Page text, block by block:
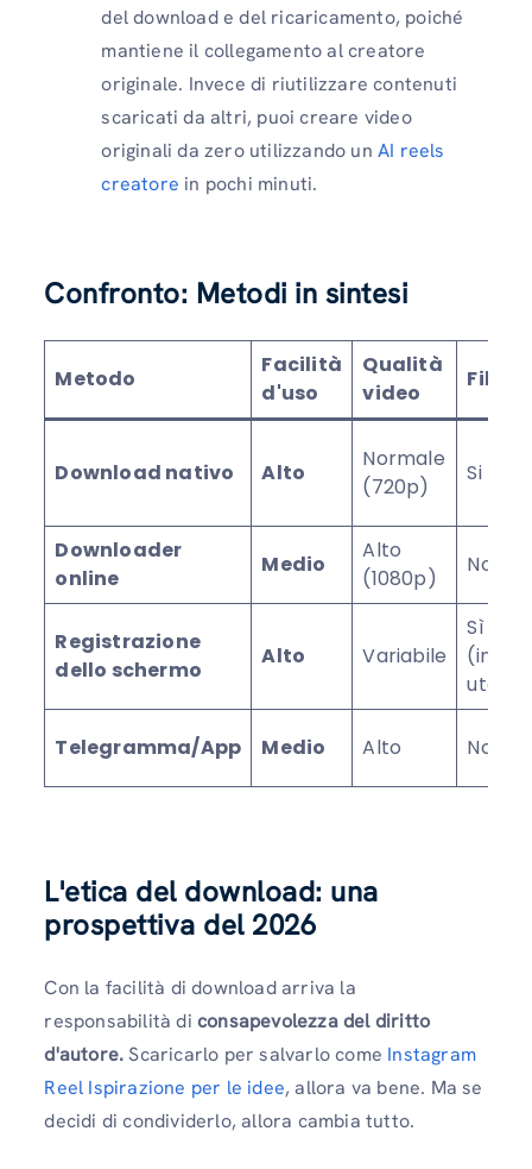
del download e del ricaricamento, poiché
mantiene il collegamento al creatore
originale. Invece di riutilizzare contenuti
scaricati da altri, puoi creare video
originali da zero utilizzando un AI reels
creatore in pochi minuti.
Confronto: Metodi in sintesi
Metodo
Facilità
d'uso
Qualità
video
Download nativo Alto
Normale
(720p)
Si
Downloader
online
Medio
Alto
(1080p)
Non
Registrazione
dello schermo
Alto Variabile
Sì
Telegramma/App Medio Alto Non
L'etica del download: una
prospettiva del 2026
Con la facilità di download arriva la
responsabilità di consapevolezza del diritto
d'autore.Scaricarlo per salvarlo come Instagram
Reel Ispirazione per le idee, allora va bene. Ma se
decidi di condividerlo, allora cambia tutto.